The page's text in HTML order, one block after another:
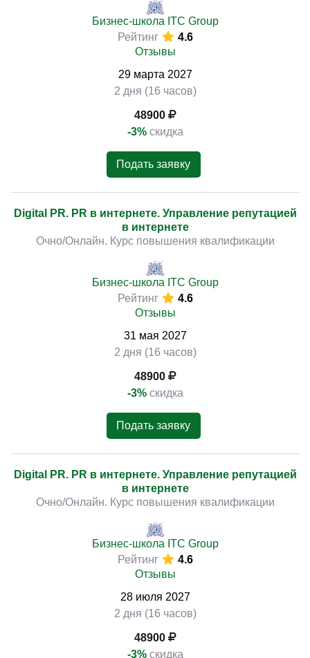
Бизнес-школа ITC Group
Рейтинг
4.6
Отзывы
29 марта 2027
2 дня (16 часов)
48900
-3% скидка
Подать заявку
Digital PR. PR в интернете. Управление репутацией
в интернете
Очно/Онлайн. Курс повышения квалификации
Бизнес-школа ITC Group
Рейтинг
4.6
Отзывы
31 мая 2027
2 дня (16 часов)
48900
-3% скидка
Подать заявку
Digital PR. PR в интернете. Управление репутацией
в интернете
Очно/Онлайн. Курс повышения квалификации
Бизнес-школа ITC Group
Рейтинг
4.6
Отзывы
28 июля 2027
2 дня (16 часов)
48900
-3% скидка